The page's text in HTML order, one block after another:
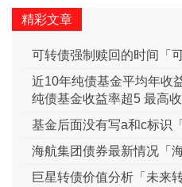
精彩文章
可转债强制赎回的时间「
近10年纯债基金平均年收
纯债基金收益率超5 最高收
基金后面没有写a和c标识
海航集团债券最新情况「
巨星转债价值分析「未来